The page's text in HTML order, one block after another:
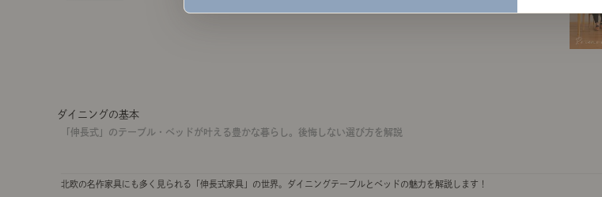
ダイニングの基本
「伸長式」のテーブル・ベッドが叶える豊かな暮らし。後悔しない選び方を解説
北欧の名作家具にも多く見られる「伸長式家具」の世界。ダイニングテーブルとベッドの魅力を解説します！